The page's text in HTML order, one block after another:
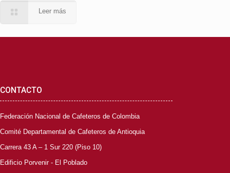
Leer más
CONTACTO
Federación Nacional de Cafeteros de Colombia
Comité Departamental de Cafeteros de Antioquia
Carrera 43 A – 1 Sur 220 (Piso 10)
Edificio Porvenir - El Poblado